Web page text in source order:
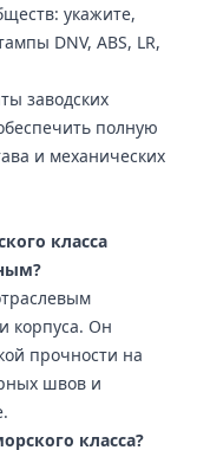
укажите,
DNV, ABS, LR,
заводских
полную
и механических
класса
корпуса. Он
прочности на
швов и
класса?